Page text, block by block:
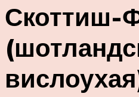
Скоттиш-